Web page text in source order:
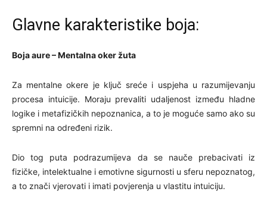
Glavne karakteristike boja:
Boja aure – Mentalna oker žuta
Za mentalne okere je ključ sreće i uspjeha u razumijevanju
procesa intuicije. Moraju prevaliti udaljenost između hladne
logike i metafizičkih nepoznanica, a to je moguće samo ako su
spremni na određeni rizik.
Dio tog puta podrazumijeva da se nauče prebacivati iz
fizičke, intelektualne i emotivne sigurnosti u sferu nepoznatog,
a to znači vjerovati i imati povjerenja u vlastitu intuiciju.